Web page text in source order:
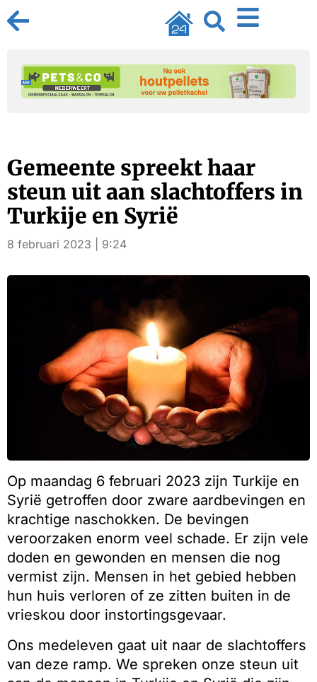
Gemeente spreekt haar
steun uit aan slachtoffers in
Turkije en Syrië
8 februari 2023 | 9:24
Op maandag 6 februari 2023 zijn Turkije en
Syrië getroffen door zware aardbevingen en
krachtige naschokken. De bevingen
veroorzaken enorm veel schade. Er zijn vele
doden en gewonden en mensen die nog
vermist zijn. Mensen in het gebied hebben
hun huis verloren of ze zitten buiten in de
vrieskou door instortingsgevaar.
Ons medeleven gaat uit naar de slachtoffers
van deze ramp. We spreken onze steun uit